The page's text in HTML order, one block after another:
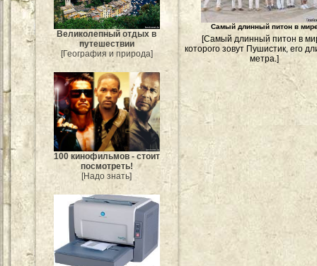
Великолепный отдых в
путешествии
[География и природа]
100 кинофильмов - стоит
посмотреть!
[Надо знать]
Самый длинный питон в
[Самый длинный питон в
которого зовут Пушистик, его
метра.]